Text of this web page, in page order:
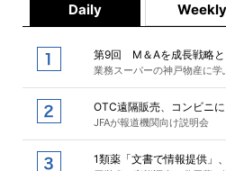
Daily Weekly
第9回 M＆Aを成長戦略と
業務スーパーの神戸物産に
OTC遠隔販売、コンビニに
JFAが報道機関向け説明会
1類薬「文書で情報提供」